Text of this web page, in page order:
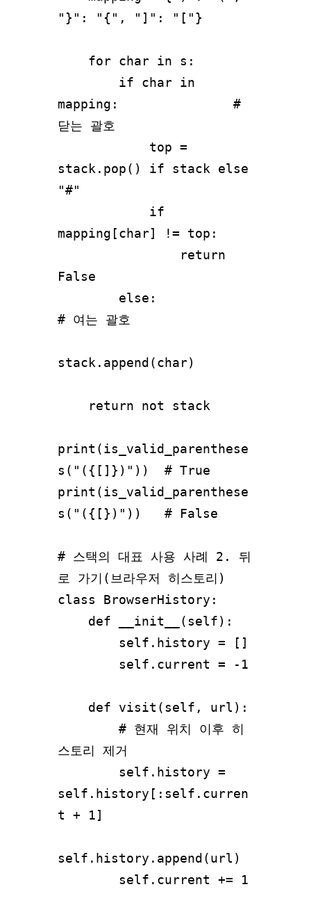
"}": "{", "]": "["}
mapping:               #
닫는 괄호
stack.pop() if stack else
"#"
mapping[char] != top:
False
# 여는 괄호
stack.append(char)
print(is_valid_parenthese
s("({[]})"))  # True
print(is_valid_parenthese
s("({[})"))   # False
# 스택의 대표 사용 사례 2. 뒤
로 가기(브라우저 히스토리)
class BrowserHistory:
스토리 제거
self.history[:self.curren
t + 1]
self.history.append(url)